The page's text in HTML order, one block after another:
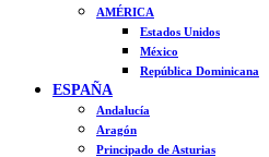
AMÉRICA
Estados Unidos
México
República Dominicana
ESPAÑA
Andalucía
Aragón
Principado de Asturias